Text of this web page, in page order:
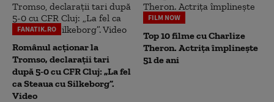
FANATIK.RO
Românul acționar la
Tromso, declarații tari
după 5-0 cu CFR Cluj: „La fel
ca Steaua cu Silkeborg”.
Video
FILM NOW
Top 10 filme cu Charlize
Theron. Actrița împlinește
51 de ani